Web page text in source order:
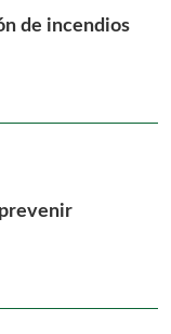
de incendios